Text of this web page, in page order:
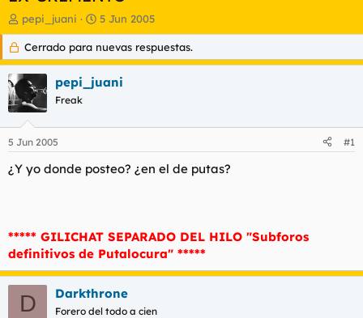
I
n
c
i
a
d
o
d
e
a
pepi_juani
F
e
c
h
d
i
5 Jun 2005
Cerrado para nuevas respuestas.
pepi_juani
Freak
5 Jun 2005 #1
¿Y yo donde posteo? ¿en el de putas?
***** GILICHAT SEPARADO DEL HILO "Subforos
definitivos de Putalocura" *****
D Darkthrone
Forero del todo a cien